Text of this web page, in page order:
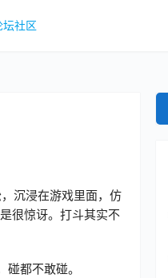
坛社区
沉浸在游戏里面，仿
很惊讶。打斗其实不
都不敢碰。